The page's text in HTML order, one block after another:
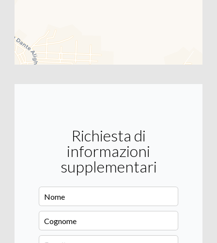
Richiesta di
informazioni
supplementari